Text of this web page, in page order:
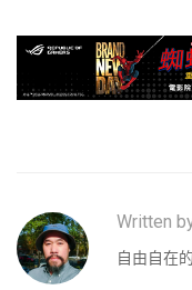
Written
自由自在